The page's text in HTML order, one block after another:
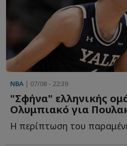
NBA | 07/08 - 22:39
"Σφήνα" ελληνικής
Ολυμπιακό για